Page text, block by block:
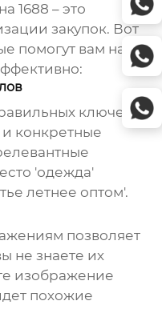
1688 – это
закупок. Вот
помогут вам найти
ключевых
и конкретные
'одежда'
летнее оптом'.
позволяет
не знаете их
изображение
похожие